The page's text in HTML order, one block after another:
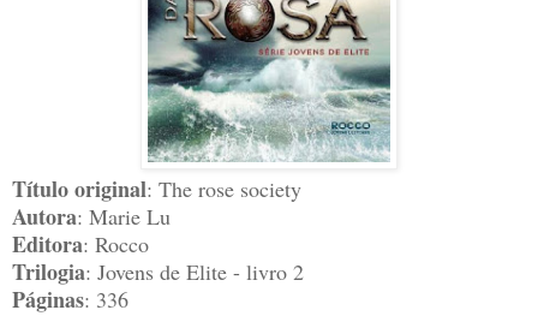
Título original: The rose society
Autora: Marie Lu
Editora: Rocco
Trilogia: Jovens de Elite - livro 2
Páginas: 336